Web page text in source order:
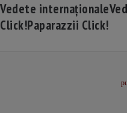
Vedete internaționale
Click!Paparazzii Click!